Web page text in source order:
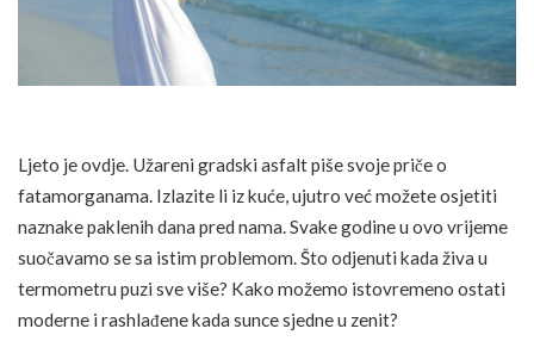
Ljeto je ovdje. Užareni gradski asfalt piše svoje priče o
fatamorganama. Izlazite li iz kuće, ujutro već možete osjetiti
naznake paklenih dana pred nama. Svake godine u ovo vrijeme
suočavamo se sa istim problemom. Što odjenuti kada živa u
termometru puzi sve više? Kako možemo istovremeno ostati
moderne i rashlađene kada sunce sjedne u zenit?